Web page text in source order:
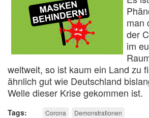
man
der
im
weltweit, so ist kaum ein Land zu
ähnlich gut wie Deutschland
Welle dieser Krise gekommen ist.
Tags Corona Demonstrationen